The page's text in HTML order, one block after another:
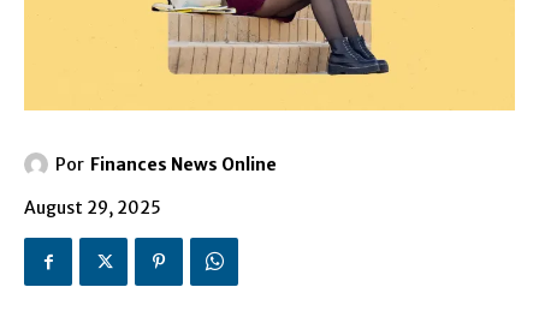
Por Finances News Online
August 29, 2025